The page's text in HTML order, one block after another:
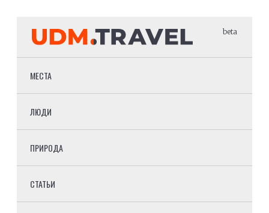
beta
МЕСТА
ЛЮДИ
ПРИРОДА
СТАТЬИ